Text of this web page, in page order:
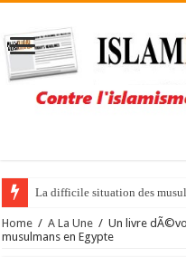
La difficile situation des
Home / A La Une / Un livre
musulmans en Egypte